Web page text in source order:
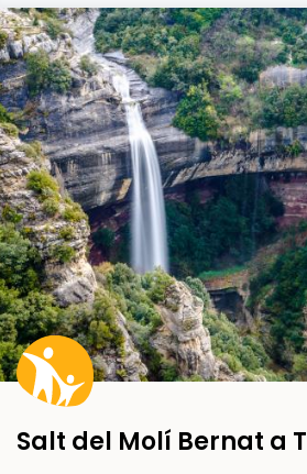
Salt del Molí Bernat a